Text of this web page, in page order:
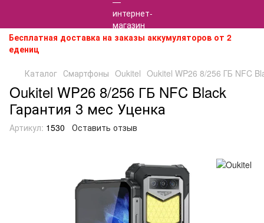
Бесплатная доставка на заказы аккумуляторов от 2
едениц
Каталог Смартфоны Oukitel Oukitel WP26 8/256 ГБ NFC
Oukitel WP26 8/256 ГБ NFC Black
Гарантия 3 мес Уценка
Артикул: 1530 Оставить отзыв